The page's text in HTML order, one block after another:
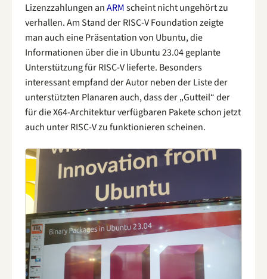
Lizenzzahlungen anARMscheint nicht ungehört zu
verhallen. Am Stand der RISC-V Foundation zeigte
man auch eine Präsentation von Ubuntu, die
Informationen über die in Ubuntu 23.04 geplante
Unterstützung für RISC-V lieferte. Besonders
interessant empfand der Autor neben der Liste der
unterstützten Planaren auch, dass der „Gutteil“ der
für die X64-Architektur verfügbaren Pakete schon jetzt
auch unter RISC-V zu funktionieren scheinen.